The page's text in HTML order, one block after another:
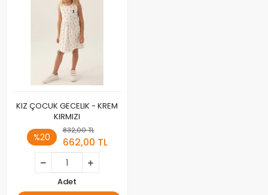
KIZ ÇOCUK GECELIK - KREM
KIRMIZI
%20
832,00 TL
662,00 TL
Adet